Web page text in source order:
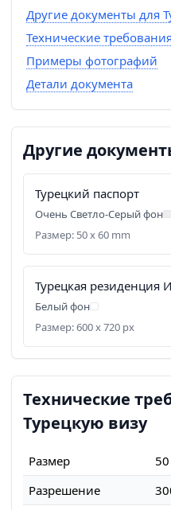
Другие документы для
Технические
Примеры фотографий
Детали документа
Другие
Турецкий паспорт
Очень Светло-Серый фон
Размер: 50 x 60 mm
Турецкая резиденция
Белый фон
Размер: 600 x 720 px
Технические
Турецкую визу
Размер
Разрешение